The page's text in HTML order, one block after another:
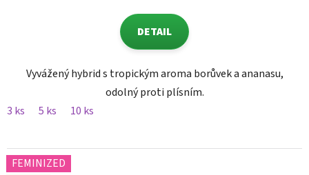
DETAIL
Vyvážený hybrid s tropickým aroma borůvek a ananasu,
odolný proti plísním.
3 ks
5 ks 10 ks
FEMINIZED